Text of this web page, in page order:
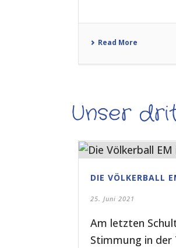
Read More
Unser
DIE VÖLKERBALL
25. Juni 2021
Am letzten
Stimmung in der